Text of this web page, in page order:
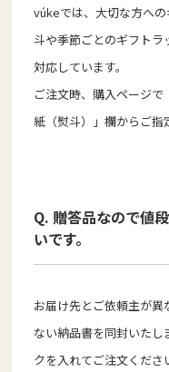
vúkeでは、大切な方へ
斗や季節ごとのギフトラ
対応しています。
ご注文時、購入ページ
紙（熨斗）」欄からご指
Q. 贈答品なので値
いです。
お届け先とご依頼主が
ない納品書を同封いたし
クを入れてご注文くださ